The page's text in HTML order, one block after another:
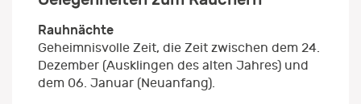
Rauhnächte
Geheimnisvolle Zeit, die Zeit zwischen dem 24.
Dezember (Ausklingen des alten Jahres) und
dem 06. Januar (Neuanfang).